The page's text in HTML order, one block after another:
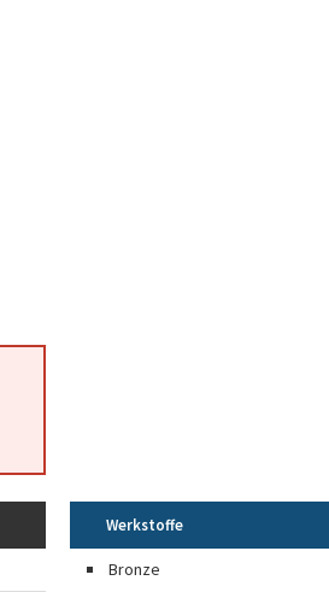
Werkstoffe
Bronze